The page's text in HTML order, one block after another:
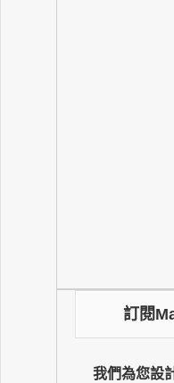
訂閱
我們為您設